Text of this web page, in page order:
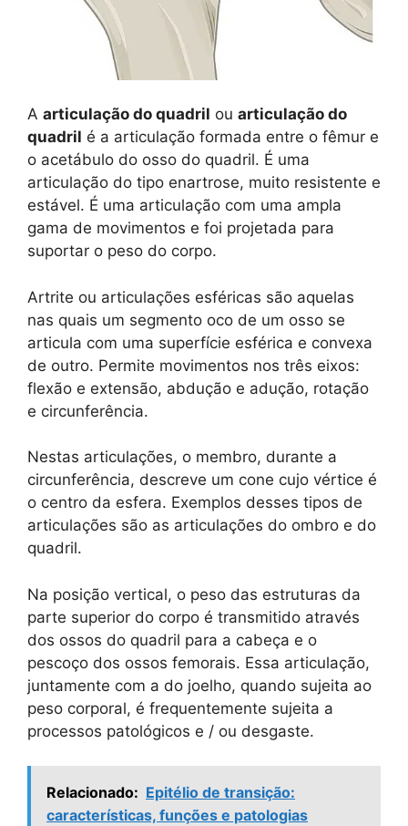
A articulação do quadril ou articulação do
quadril é a articulação formada entre o fêmur e
o acetábulo do osso do quadril. É uma
articulação do tipo enartrose, muito resistente e
estável. É uma articulação com uma ampla
gama de movimentos e foi projetada para
suportar o peso do corpo.
Artrite ou articulações esféricas são aquelas
nas quais um segmento oco de um osso se
articula com uma superfície esférica e convexa
de outro. Permite movimentos nos três eixos:
flexão e extensão, abdução e adução, rotação
e circunferência.
Nestas articulações, o membro, durante a
circunferência, descreve um cone cujo vértice é
o centro da esfera. Exemplos desses tipos de
articulações são as articulações do ombro e do
quadril.
Na posição vertical, o peso das estruturas da
parte superior do corpo é transmitido através
dos ossos do quadril para a cabeça e o
pescoço dos ossos femorais. Essa articulação,
juntamente com a do joelho, quando sujeita ao
peso corporal, é frequentemente sujeita a
processos patológicos e / ou desgaste.
Relacionado: Epitélio de transição:
características, funções e patologias